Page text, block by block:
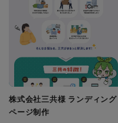
株式会社三共様 ランディング
ページ制作